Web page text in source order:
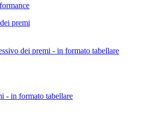
premi
dei premi - in formato tabellare
- in formato tabellare